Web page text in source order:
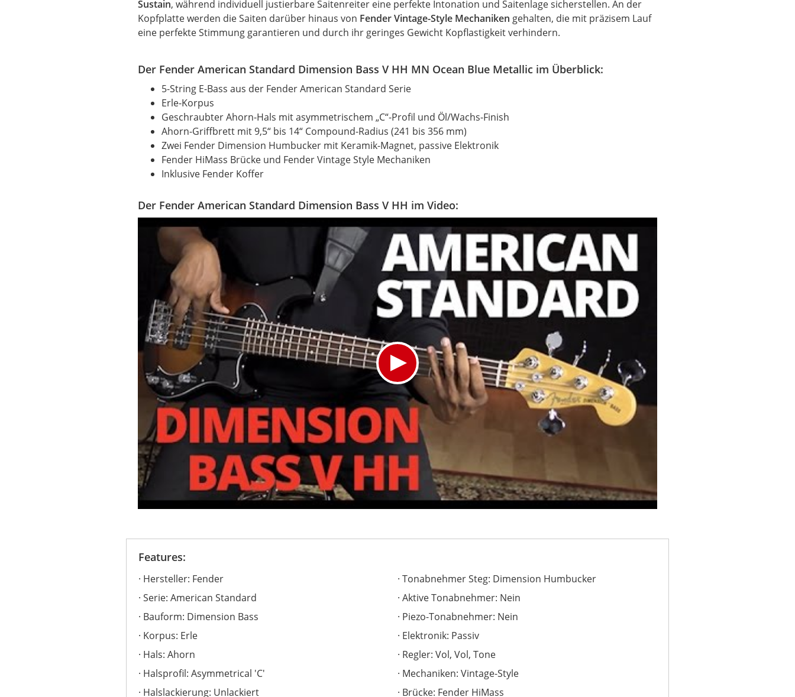
Sustain, während individuell justierbare Saitenreiter eine perfekte Intonation und Saitenlage sicherstellen. An der
Kopfplatte werden die Saiten darüber hinaus von Fender Vintage-Style Mechaniken gehalten, die mit präzisem Lauf
eine perfekte Stimmung garantieren und durch ihr geringes Gewicht Kopflastigkeit verhindern.
Der Fender American Standard Dimension Bass V HH MN Ocean Blue Metallic im Überblick:
5-String E-Bass aus der Fender American Standard Serie
Erle-Korpus
Geschraubter Ahorn-Hals mit asymmetrischem „C“-Profil und Öl/Wachs-Finish
Ahorn-Griffbrett mit 9,5“ bis 14“ Compound-Radius (241 bis 356 mm)
Zwei Fender Dimension Humbucker mit Keramik-Magnet, passive Elektronik
Fender HiMass Brücke und Fender Vintage Style Mechaniken
Inklusive Fender Koffer
Der Fender American Standard Dimension Bass V HH im Video:
Features:
Hersteller: Fender
Serie: American Standard
Bauform: Dimension Bass
Korpus: Erle
Hals: Ahorn
Halsprofil: Asymmetrical 'C'
Halslackierung: Unlackiert
Tonabnehmer Steg: Dimension Humbucker
Aktive Tonabnehmer: Nein
Piezo-Tonabnehmer: Nein
Elektronik: Passiv
Regler: Vol, Vol, Tone
Mechaniken: Vintage-Style
Brücke: Fender HiMass